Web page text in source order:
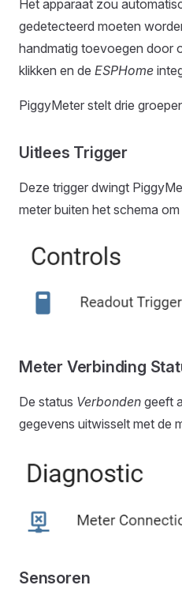
Het apparaat zou
gedetecteerd moeten
handmatig toevoegen door
klikken en de ESPHome
PiggyMeter stelt drie
Uitlees Trigger
Deze trigger dwingt
meter buiten het schema
Meter Verbinding
De status Verbonden geeft
gegevens uitwisselt met de
Sensoren